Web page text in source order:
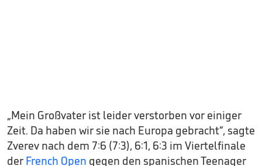
„Mein Großvater ist leider verstorben vor einiger
Zeit. Da haben wir sie nach Europa gebracht“, sagte
Zverev nach dem 7:6 (7:3), 6:1, 6:3 im Viertelfinale
der French Open gegen den spanischen Teenager